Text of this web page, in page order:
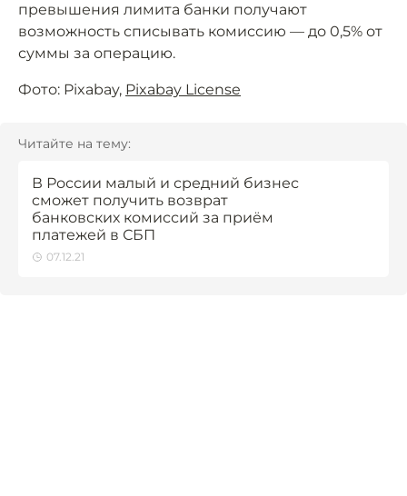
превышения лимита банки получают
возможность списывать комиссию — до 0,5% от
суммы за операцию.
Фото: Pixabay, Pixabay License
Читайте на тему:
В России малый и средний бизнес
cможет получить возврат
банковских комиссий за приём
платежей в СБП
07.12.21